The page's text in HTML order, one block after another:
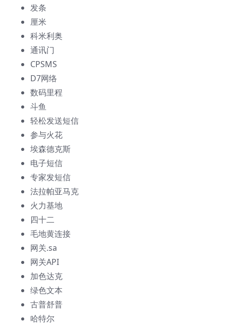
发条
厘米
科米利奥
通讯门
CPSMS
D7网络
数码里程
斗鱼
轻松发送短信
参与火花
埃森德克斯
电子短信
专家发短信
法拉帕亚马克
火力基地
四十二
毛地黄连接
网关.sa
网关API
加色达克
绿色文本
古普舒普
哈特尔